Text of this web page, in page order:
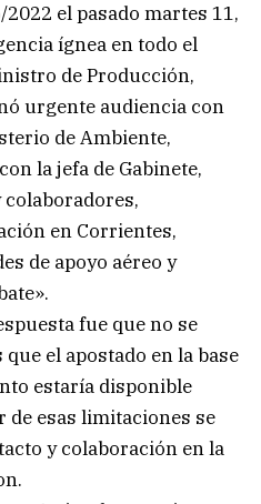
el pasado martes 11,
ígnea en todo el
de Producción,
urgente audiencia con
de Ambiente,
la jefa de Gabinete,
colaboradores,
en Corrientes,
de apoyo aéreo y
fue que no se
el apostado en la base
estaría disponible
de esas limitaciones se
y colaboración en la